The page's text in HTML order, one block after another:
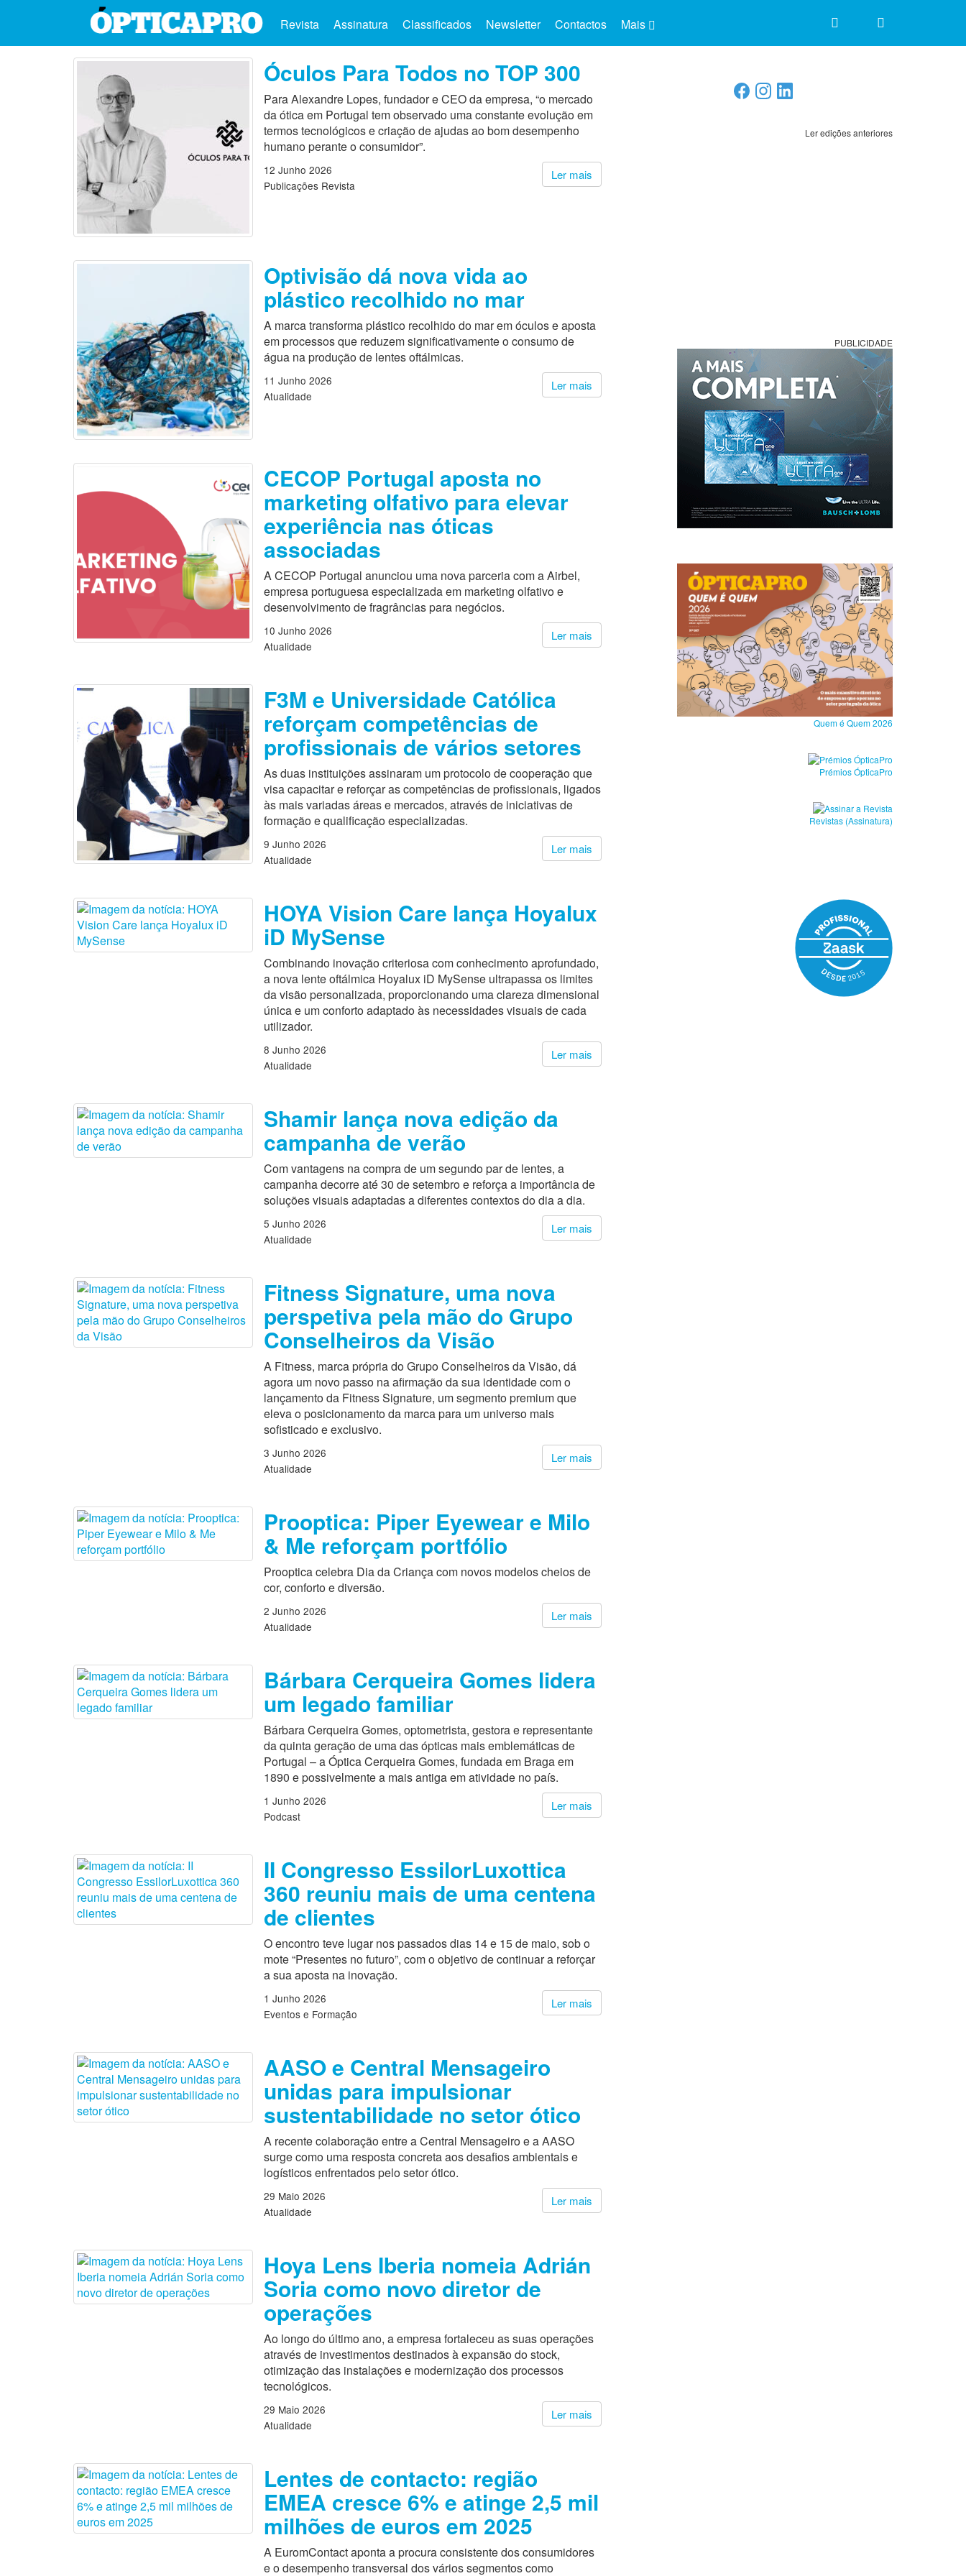
Mais
Revista Assinatura Classificados Newsletter Contactos
Óculos Para Todos no TOP 300
Para Alexandre Lopes, fundador e CEO da empresa, “o mercado
da ótica em Portugal tem observado uma constante evolução em
termos tecnológicos e criação de ajudas ao bom desempenho
humano perante o consumidor”.
Ler mais
12 Junho 2026
Publicações Revista
Optivisão dá nova vida ao
plástico recolhido no mar
A marca transforma plástico recolhido do mar em óculos e aposta
em processos que reduzem significativamente o consumo de
água na produção de lentes oftálmicas.
Ler mais
11 Junho 2026
Atualidade
CECOP Portugal aposta no
marketing olfativo para elevar
experiência nas óticas
associadas
A CECOP Portugal anunciou uma nova parceria com a Airbel,
empresa portuguesa especializada em marketing olfativo e
desenvolvimento de fragrâncias para negócios.
Ler mais
10 Junho 2026
Atualidade
F3M e Universidade Católica
reforçam competências de
profissionais de vários setores
As duas instituições assinaram um protocolo de cooperação que
visa capacitar e reforçar as competências de profissionais, ligados
às mais variadas áreas e mercados, através de iniciativas de
formação e qualificação especializadas.
Ler mais
9 Junho 2026
Atualidade
HOYA Vision Care lança Hoyalux
iD MySense
Combinando inovação criteriosa com conhecimento aprofundado,
a nova lente oftálmica Hoyalux iD MySense ultrapassa os limites
da visão personalizada, proporcionando uma clareza dimensional
única e um conforto adaptado às necessidades visuais de cada
utilizador.
Ler mais
8 Junho 2026
Atualidade
Shamir lança nova edição da
campanha de verão
Com vantagens na compra de um segundo par de lentes, a
campanha decorre até 30 de setembro e reforça a importância de
soluções visuais adaptadas a diferentes contextos do dia a dia.
Ler mais
5 Junho 2026
Atualidade
Fitness Signature, uma nova
perspetiva pela mão do Grupo
Conselheiros da Visão
A Fitness, marca própria do Grupo Conselheiros da Visão, dá
agora um novo passo na afirmação da sua identidade com o
lançamento da Fitness Signature, um segmento premium que
eleva o posicionamento da marca para um universo mais
sofisticado e exclusivo.
Ler mais
3 Junho 2026
Atualidade
Prooptica: Piper Eyewear e Milo
& Me reforçam portfólio
Prooptica celebra Dia da Criança com novos modelos cheios de
cor, conforto e diversão.
Ler mais
2 Junho 2026
Atualidade
Bárbara Cerqueira Gomes lidera
um legado familiar
Bárbara Cerqueira Gomes, optometrista, gestora e representante
da quinta geração de uma das ópticas mais emblemáticas de
Portugal – a Óptica Cerqueira Gomes, fundada em Braga em
1890 e possivelmente a mais antiga em atividade no país.
Ler mais
1 Junho 2026
Podcast
II Congresso EssilorLuxottica
360 reuniu mais de uma centena
de clientes
O encontro teve lugar nos passados dias 14 e 15 de maio, sob o
mote “Presentes no futuro”, com o objetivo de continuar a reforçar
a sua aposta na inovação.
Ler mais
1 Junho 2026
Eventos e Formação
AASO e Central Mensageiro
unidas para impulsionar
sustentabilidade no setor ótico
A recente colaboração entre a Central Mensageiro e a AASO
surge como uma resposta concreta aos desafios ambientais e
logísticos enfrentados pelo setor ótico.
Ler mais
29 Maio 2026
Atualidade
Hoya Lens Iberia nomeia Adrián
Soria como novo diretor de
operações
Ao longo do último ano, a empresa fortaleceu as suas operações
através de investimentos destinados à expansão do stock,
otimização das instalações e modernização dos processos
tecnológicos.
Ler mais
29 Maio 2026
Atualidade
Lentes de contacto: região
EMEA cresce 6% e atinge 2,5 mil
milhões de euros em 2025
A EuromContact aponta a procura consistente dos consumidores
e o desempenho transversal dos vários segmentos como
Ler edições anteriores
PUBLICIDADE
Quem é Quem 2026
Prémios ÓpticaPro
Revistas (Assinatura)